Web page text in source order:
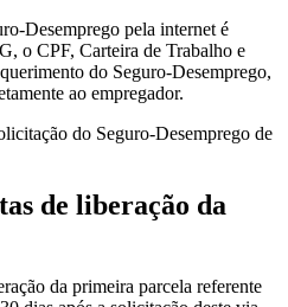
Desemprego pela internet é
o CPF, Carteira de Trabalho e
do Seguro-Desemprego,
ao empregador.
do Seguro-Desemprego de
de liberação da
da primeira parcela referente